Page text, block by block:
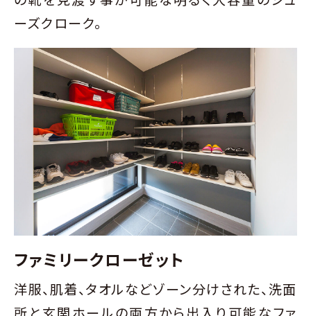
ーズクローク。
ファミリークローゼット
洋服、肌着、タオルなどゾーン分けされた、洗面